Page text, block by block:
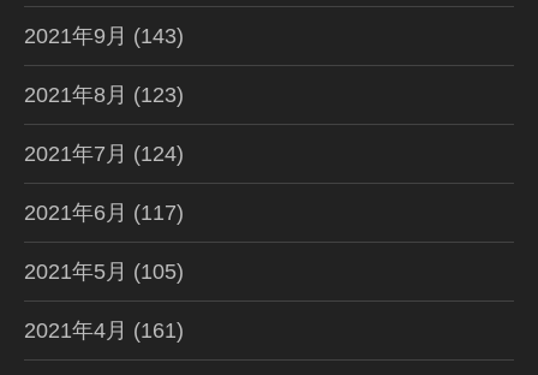
2021年9月 (143)
2021年8月 (123)
2021年7月 (124)
2021年6月 (117)
2021年5月 (105)
2021年4月 (161)